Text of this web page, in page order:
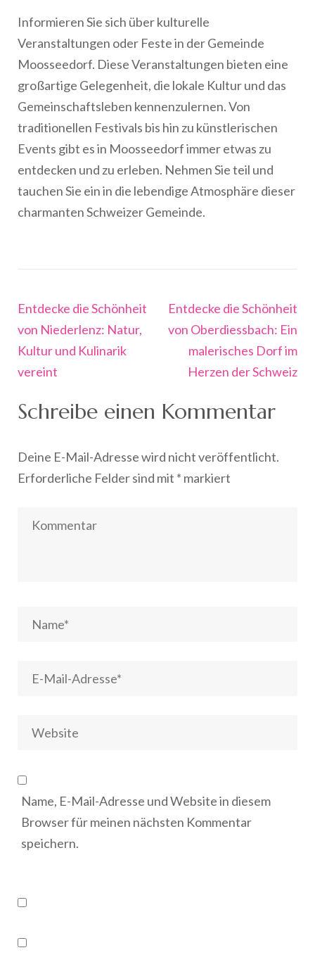
Informieren Sie sich über kulturelle
Veranstaltungen oder Feste in der Gemeinde
Moosseedorf. Diese Veranstaltungen bieten eine
großartige Gelegenheit, die lokale Kultur und das
Gemeinschaftsleben kennenzulernen. Von
traditionellen Festivals bis hin zu künstlerischen
Events gibt es in Moosseedorf immer etwas zu
entdecken und zu erleben. Nehmen Sie teil und
tauchen Sie ein in die lebendige Atmosphäre dieser
charmanten Schweizer Gemeinde.
Beitragsnavigation
Entdecke die Schönheit
von Niederlenz: Natur,
Kultur und Kulinarik
vereint
Entdecke die Schönheit
von Oberdiessbach: Ein
malerisches Dorf im
Herzen der Schweiz
Schreibe einen Kommentar
Deine E-Mail-Adresse wird nicht veröffentlicht.
Erforderliche Felder sind mit * markiert
Name, E-Mail-Adresse und Website in diesem
Browser für meinen nächsten Kommentar
speichern.